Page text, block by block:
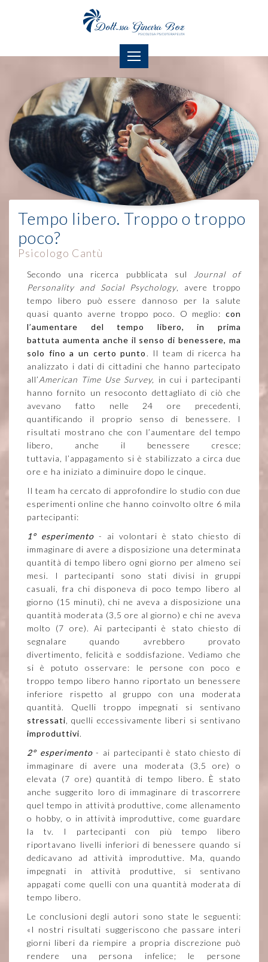
Tempo libero. Troppo o troppo
poco?
Psicologo Cantù
Secondo una ricerca pubblicata sul
Journal of
Personality and Social Psychology, avere troppo
tempo libero può essere dannoso per la salute
quasi quanto averne troppo poco. O meglio: con
l’aumentare del tempo libero, in prima
battuta aumenta anche il senso di benessere, ma
solo fino a un certo punto . Il team di ricerca ha
analizzato i dati di cittadini che hanno partecipato
all’American Time Use Survey, in cui i partecipanti
hanno fornito un resoconto dettagliato di ciò che
avevano fatto nelle 24 ore precedenti,
quantificando il proprio senso di benessere. I
risultati mostrano che con l’aumentare del tempo
libero, anche il benessere cresce;
tuttavia, l’appagamento si è stabilizzato a circa due
ore e ha iniziato a diminuire dopo le cinque.
Il team ha cercato di approfondire lo studio con due
esperimenti online che hanno coinvolto oltre 6 mila
partecipanti:
1° esperimento - ai volontari è stato chiesto di
immaginare di avere a disposizione una determinata
quantità di tempo libero ogni giorno per almeno sei
mesi. I partecipanti sono stati divisi in gruppi
casuali, fra chi disponeva di poco tempo libero al
giorno (15 minuti), chi ne aveva a disposizione una
quantità moderata (3,5 ore al giorno) e chi ne aveva
molto (7 ore). Ai partecipanti è stato chiesto di
segnalare quando avrebbero provato
divertimento, felicità e soddisfazione. Vediamo che
si è potuto osservare: le persone con poco e
troppo tempo libero hanno riportato un benessere
inferiore rispetto al gruppo con una moderata
quantità. Quelli troppo impegnati si sentivano
stressati , quelli eccessivamente liberi si sentivano
improduttivi.
2° esperimento- ai partecipanti è stato chiesto di
immaginare di avere una moderata (3,5 ore) o
elevata (7 ore) quantità di tempo libero. È stato
anche suggerito loro di immaginare di trascorrere
quel tempo in attività produttive, come allenamento
o hobby, o in attività improduttive, come guardare
la tv. I partecipanti con più tempo libero
riportavano livelli inferiori di benessere quando si
dedicavano ad attività improduttive. Ma, quando
impegnati in attività produttive, si sentivano
appagati come quelli con una quantità moderata di
tempo libero.
Le conclusioni degli autori sono state le seguenti:
«I nostri risultati suggeriscono che passare interi
giorni liberi da riempire a propria discrezione può
rendere una persona infelice; le persone